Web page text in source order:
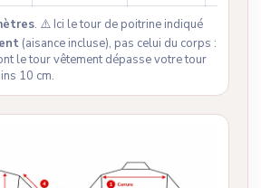
. ⚠️ Ici le tour de poitrine indiqué
(aisance incluse), pas celui du corps :
le tour vêtement dépasse votre tour
10 cm.